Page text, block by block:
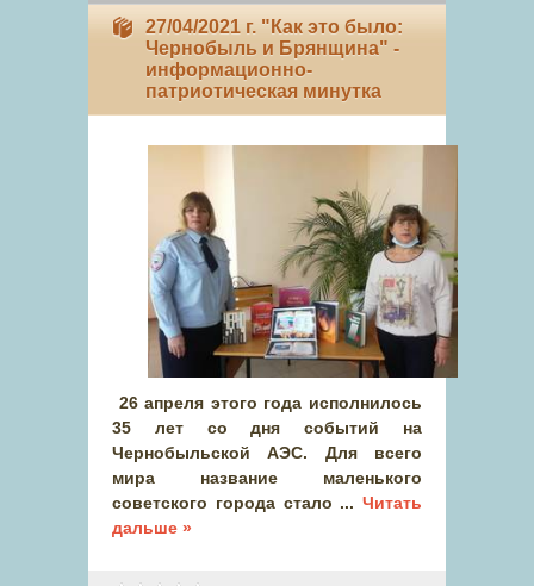
27/04/2021 г. "Как это было:
Чернобыль и Брянщина" -
информационно-
патриотическая минутка
26 апреля этого года исполнилось
35 лет со дня событий на
Чернобыльской АЭС. Для всего
мира название маленького
советского города стало ... Читать
дальше »